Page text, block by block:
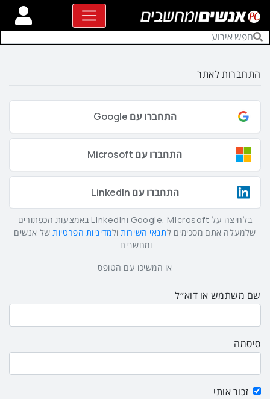
התחברות לאתר
התחברו עם Google
התחברו עם Microsoft
התחברו עם LinkedIn
בלחיצה על Google, Microsoft וLinkedIn באמצעות הכפתורים
שלמעלה אתם מסכימים לתנאי השירותולמדיניות הפרטיותשל אנשים
ומחשבים.
או המשיכו עם הטופס
שם משתמש או דוא״ל
סיסמה
זכור אותי